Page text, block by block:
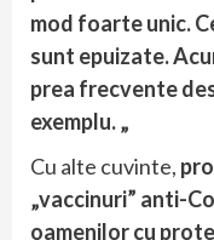
mod foarte unic.
sunt epuizate.
prea frecvente
exemplu. „
Cu alte cuvinte,
„vaccinuri” anti-
oamenilor cu